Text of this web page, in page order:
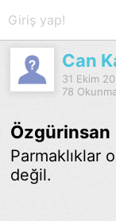
Giriş yap!
Can
31 Ekim
78
Özgürinsan
Parmaklıklar
değil.